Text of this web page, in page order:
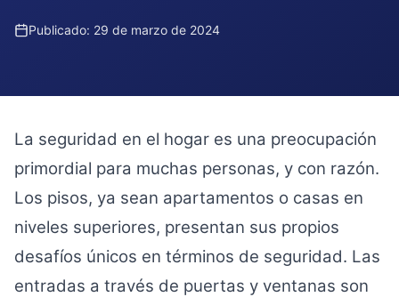
Publicado: 29 de marzo de 2024
La seguridad en el hogar es una preocupación
primordial para muchas personas, y con razón.
Los pisos, ya sean apartamentos o casas en
niveles superiores, presentan sus propios
desafíos únicos en términos de seguridad. Las
entradas a través de puertas y ventanas son